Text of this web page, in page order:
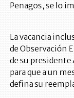
Penagos, se lo
La vacancia
de Observación
de su presidente
para que a un
defina su